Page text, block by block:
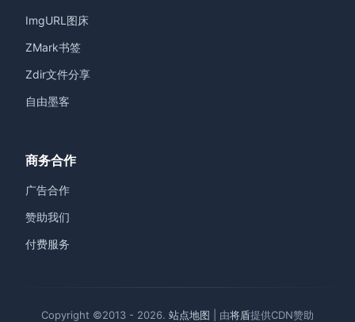
ImgURL图床
ZMark书签
Zdir文件分享
自由墨客
商务合作
广告合作
赞助我们
付费服务
Copyright ©2013 - 2026. 站点地图 | 由将盾提供CDN赞助